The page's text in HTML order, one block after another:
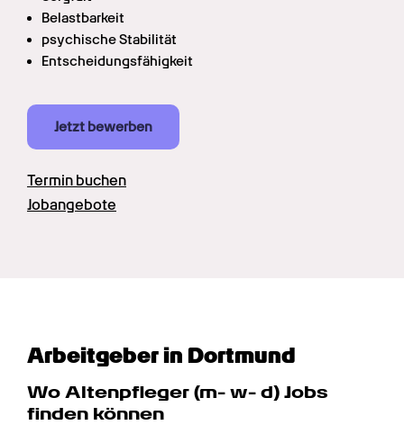
Belastbarkeit
psychische Stabilität
Entscheidungsfähigkeit
Jetzt bewerben
Termin buchen
Jobangebote
Arbeitgeber in Dortmund
Wo Alten­pfleger (m- w- d) Jobs
finden können